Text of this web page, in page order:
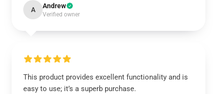
A Andrew
Verified owner
This product provides excellent functionality and is
easy to use; it’s a superb purchase.